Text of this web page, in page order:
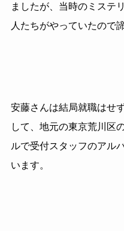
ましたが、当時のミステ
人たちがやっていたので
安藤さんは結局就職はせ
して、地元の東京荒川区
ルで受付スタッフのアル
います。